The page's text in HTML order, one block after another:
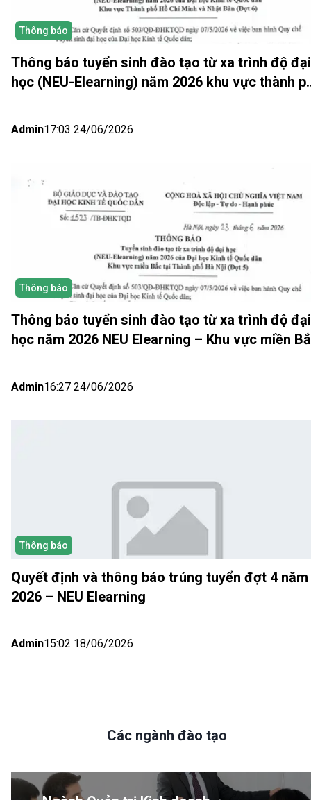
Thông báo
Thông báo tuyển sinh đào tạo từ xa trình độ đại
học (NEU-Elearning) năm 2026 khu vực thành
Admin17:03 24/06/2026
Thông báo
Thông báo tuyển sinh đào tạo từ xa trình độ đại
học năm 2026 NEU Elearning – Khu vực miền
Admin16:27 24/06/2026
Thông báo
Quyết định và thông báo trúng tuyển đợt 4 năm
2026 – NEU Elearning
Admin15:02 18/06/2026
Các ngành đào tạo